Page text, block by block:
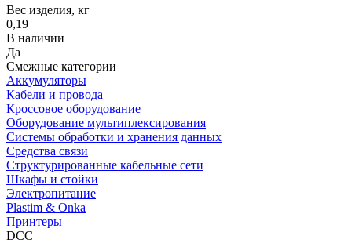
Вес изделия, кг
0,19
В наличии
Да
Смежные категории
Аккумуляторы
Кабели и провода
Кроссовое оборудование
Оборудование мультиплексирования
Системы обработки и хранения данных
Средства связи
Структурированные кабельные сети
Шкафы и стойки
Электропитание
Plastim & Onka
Принтеры
DCC